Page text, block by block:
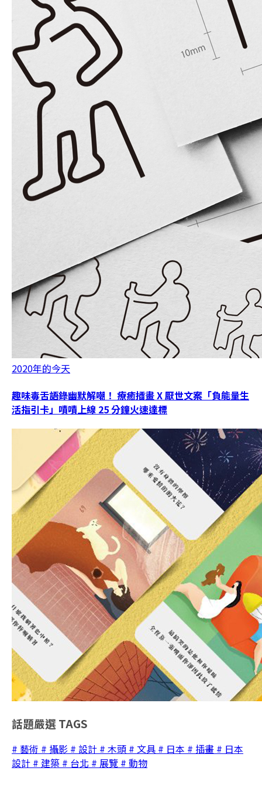
2020年的今天
趣味毒舌語錄幽默解嘲！ 療癒插畫 X 厭世文案「負能量生
活指引卡」嘖嘖上線 25 分鐘火速達標
話題嚴選 TAGS
# 藝術 # 攝影 # 設計 # 木頭 # 文具 # 日本 # 插畫 # 日本
設計 # 建築 # 台北 # 展覽 # 動物